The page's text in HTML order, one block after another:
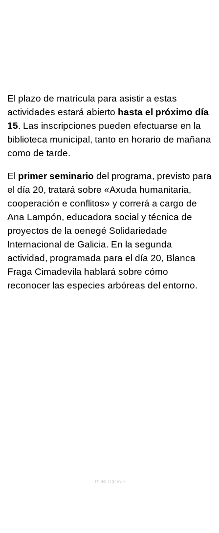
El plazo de matrícula para asistir a estas
actividades estará abierto hasta el próximo día
15. Las inscripciones pueden efectuarse en la
biblioteca municipal, tanto en horario de mañana
como de tarde.
El primer seminario del programa, previsto para
el día 20, tratará sobre «Axuda humanitaria,
cooperación e conflitos» y correrá a cargo de
Ana Lampón, educadora social y técnica de
proyectos de la oenegé Solidariedade
Internacional de Galicia. En la segunda
actividad, programada para el día 20, Blanca
Fraga Cimadevila hablará sobre cómo
reconocer las especies arbóreas del entorno.